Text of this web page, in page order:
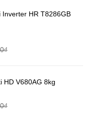
HR T8286GB
₫
HD V680AG 8kg
₫